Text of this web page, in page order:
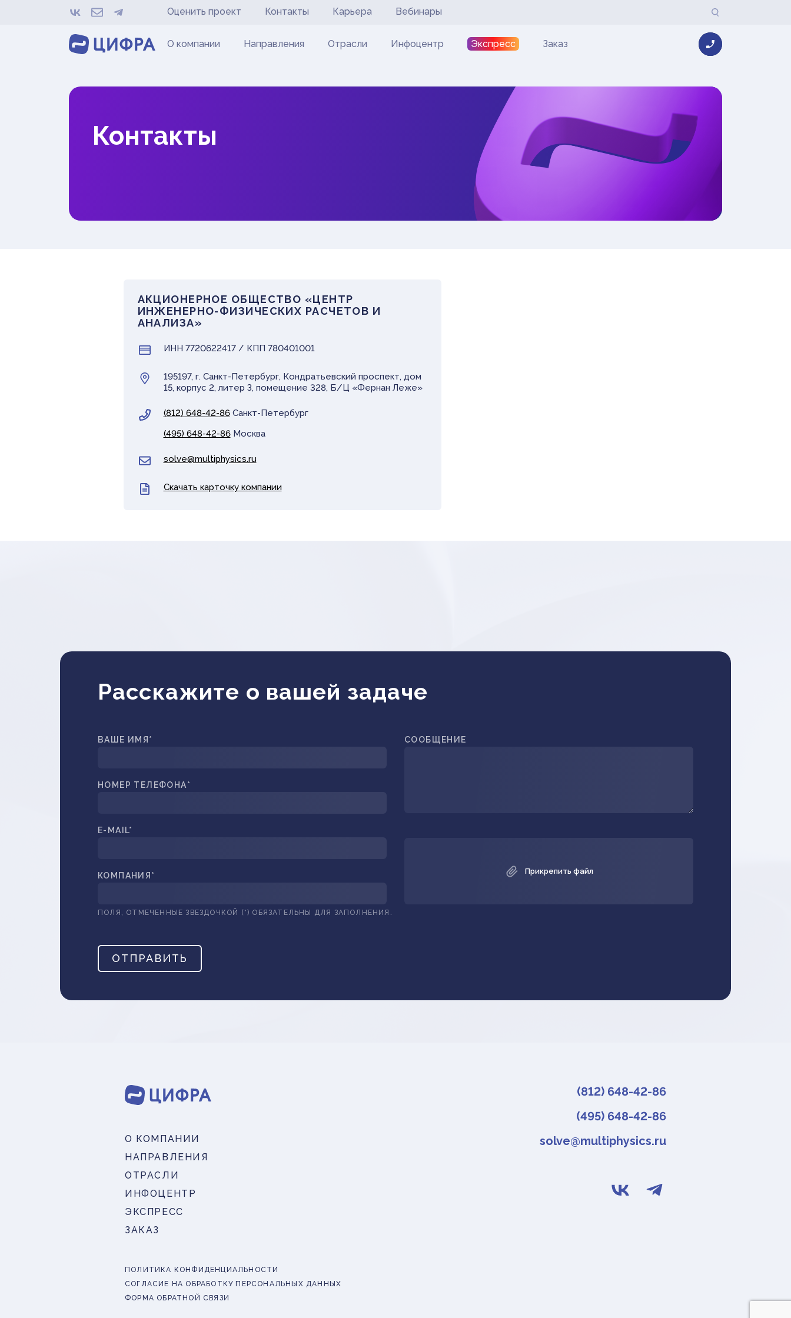
Оценить проект Контакты Карьера Вебинары
О компании Направления Отрасли Инфоцентр Экспресс Заказ
ЗАКАЗ
8 812 123 45 67
Контакты
АКЦИОНЕРНОЕ ОБЩЕСТВО «ЦЕНТР
ИНЖЕНЕРНО-ФИЗИЧЕСКИХ РАСЧЕТОВ И
АНАЛИЗА»
ИНН 7720622417 / КПП 780401001
195197, г. Санкт-Петербург, Кондратьевский проспект, дом
15, корпус 2, литер З, помещение 328, Б/Ц «Фернан Леже»
(812) 648-42-86Санкт-Петербург
(495) 648-42-86Москва
solve@multiphysics.ru
Скачать карточку компании
Расскажите о вашей задаче
ВАШЕ ИМЯ*
НОМЕР ТЕЛЕФОНА*
E-MAIL*
КОМПАНИЯ*
СООБЩЕНИЕ
Прикрепить файл
ПОЛЯ, ОТМЕЧЕННЫЕ ЗВЕЗДОЧКОЙ (*) ОБЯЗАТЕЛЬНЫ ДЛЯ ЗАПОЛНЕНИЯ.
ОТПРАВИТЬ
О КОМПАНИИ
НАПРАВЛЕНИЯ
ОТРАСЛИ
ИНФОЦЕНТР
ЭКСПРЕСС
ЗАКАЗ
ПОЛИТИКА КОНФИДЕНЦИАЛЬНОСТИ
СОГЛАСИЕ НА ОБРАБОТКУ ПЕРСОНАЛЬНЫХ ДАННЫХ
ФОРМА ОБРАТНОЙ СВЯЗИ
(812) 648-42-86
(495) 648-42-86
solve@multiphysics.ru